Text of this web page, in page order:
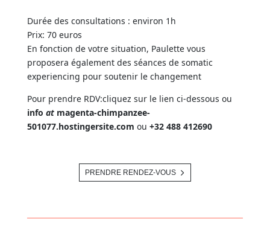
Durée des consultations : environ 1h
Prix: 70 euros
En fonction de votre situation, Paulette vous
proposera également des séances de somatic
experiencing pour soutenir le changement
Pour prendre RDV:cliquez sur le lien ci-dessous ou
info atmagenta-chimpanzee-
501077.hostingersite.com ou +32 488 412690
PRENDRE RENDEZ-VOUS